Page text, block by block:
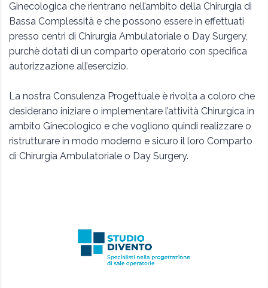
Ginecologica che rientrano nell’ambito della Chirurgia di
Bassa Complessità e che possono essere in effettuati
presso centri di Chirurgia Ambulatoriale o Day Surgery,
purchè dotati di un comparto operatorio con specifica
autorizzazione all’esercizio.
La nostra Consulenza Progettuale è rivolta a coloro che
desiderano iniziare o implementare l’attività Chirurgica in
ambito Ginecologico e che vogliono quindi realizzare o
ristrutturare in modo moderno e sicuro il loro Comparto
di Chirurgia Ambulatoriale o Day Surgery.